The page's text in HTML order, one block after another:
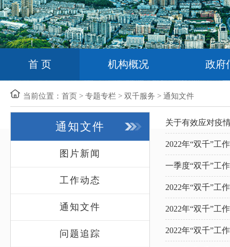
首 页 机构概况 政府
当前位置： 首页 > 专题专栏 > 双千服务 > 通知文件
通知文件
图片新闻
工作动态
通知文件
问题追踪
关于有效应对疫
2022年“双千”工
一季度“双千”工
2022年“双千”工
2022年“双千”工
2022年“双千”工